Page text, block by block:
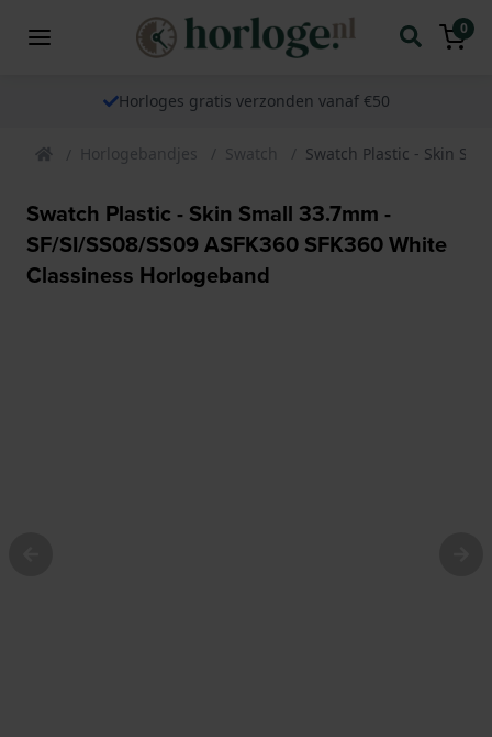
0
Horloges gratis verzonden vanaf €50
Horlogebandjes Swatch Swatch Plastic - Skin
Swatch Plastic - Skin Small 33.7mm -
SF/SI/SS08/SS09 ASFK360 SFK360 White
Classiness Horlogeband